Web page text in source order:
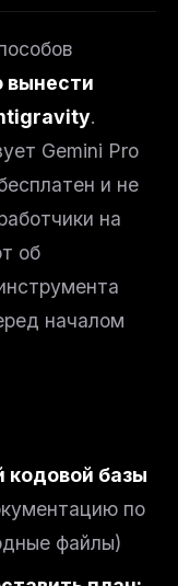
вынести
.
Gemini Pro
и не
на
об
началом
кодовой базы
по
файлы)